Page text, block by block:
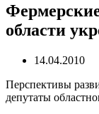
области
14.04.2010
Перспективы
депутаты